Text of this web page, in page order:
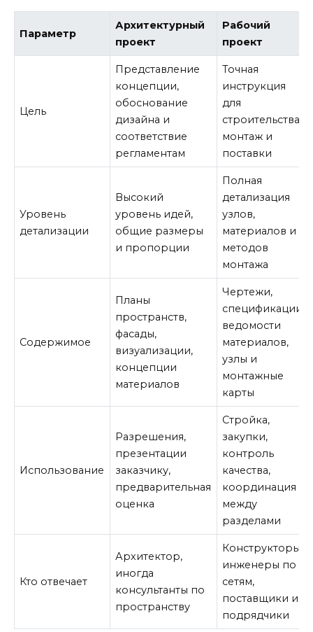
Параметр
Архитектурный
проект
Рабочий
проект
Цель
Представление
концепции,
обоснование
дизайна и
соответствие
регламентам
Точная
инструкция
для
строительства,
монтаж и
поставки
Уровень
детализации
Высокий
уровень идей,
общие размеры
и пропорции
Полная
детализация
узлов,
материалов и
методов
монтажа
Содержимое
Планы
пространств,
фасады,
визуализации,
концепции
материалов
Чертежи,
спецификации,
ведомости
материалов,
узлы и
монтажные
карты
Использование
Разрешения,
презентации
заказчику,
предварительная
оценка
Стройка,
закупки,
контроль
качества,
координация
между
разделами
Кто отвечает
Архитектор,
иногда
консультанты по
пространству
Конструкторы,
инженеры по
сетям,
поставщики и
подрядчики